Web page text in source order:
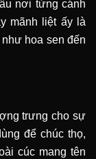
nơi từng cánh
mãnh liệt ấy là
hoa sen đến
trưng cho sự
để chúc thọ,
cúc mang tên